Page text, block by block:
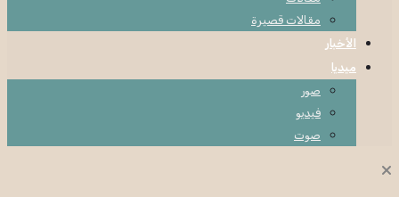
مقالات قصيرة
الأخبار
ميديا
صور
فيديو
صوت